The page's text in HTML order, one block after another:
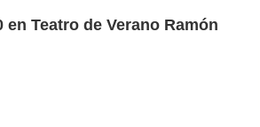
Teatro de Verano Ramón